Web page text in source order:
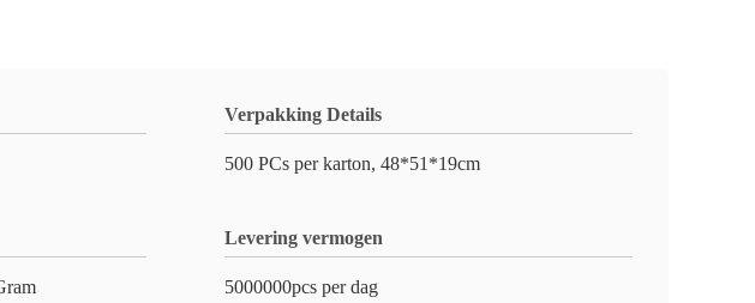
Verpakking Details
500 PCs per karton, 48*51*19cm
Levering vermogen
5000000pcs per dag